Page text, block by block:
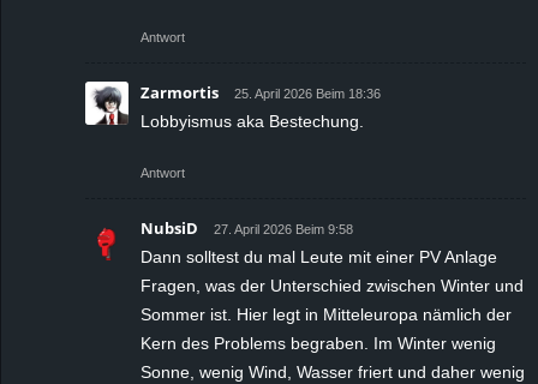
Antwort
Zarmortis 25. April 2026 Beim 18:36
Lobbyismus aka Bestechung.
Antwort
NubsiD 27. April 2026 Beim 9:58
Dann solltest du mal Leute mit einer PV Anlage
Fragen, was der Unterschied zwischen Winter und
Sommer ist. Hier legt in Mitteleuropa nämlich der
Kern des Problems begraben. Im Winter wenig
Sonne, wenig Wind, Wasser friert und daher wenig